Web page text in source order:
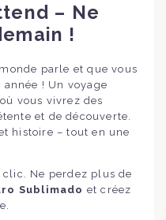
– Ne
!
parle et que vous
! Un voyage
vous vivrez des
et de découverte.
histoire – tout en une
clic. Ne perdez plus de
Sublimado et créez